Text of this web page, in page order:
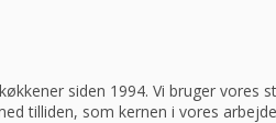
siden 1994. Vi bruger
tilliden, som kernen i vores